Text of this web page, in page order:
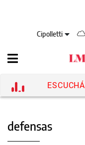
Cipolletti
ESCUCHÁ
defensas